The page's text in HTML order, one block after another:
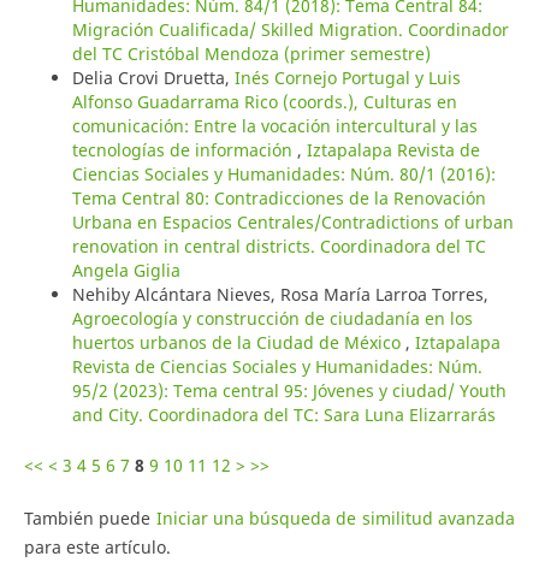
Humanidades: Núm. 84/1 (2018): Tema Central 84:
Migración Cualificada/ Skilled Migration. Coordinador
del TC Cristóbal Mendoza (primer semestre)
Delia Crovi Druetta, Inés Cornejo Portugal y Luis
Alfonso Guadarrama Rico (coords.), Culturas en
comunicación: Entre la vocación intercultural y las
tecnologías de información , Iztapalapa Revista de
Ciencias Sociales y Humanidades: Núm. 80/1 (2016):
Tema Central 80: Contradicciones de la Renovación
Urbana en Espacios Centrales/Contradictions of urban
renovation in central districts. Coordinadora del TC
Angela Giglia
Nehiby Alcántara Nieves, Rosa María Larroa Torres,
Agroecología y construcción de ciudadanía en los
huertos urbanos de la Ciudad de México , Iztapalapa
Revista de Ciencias Sociales y Humanidades: Núm.
95/2 (2023): Tema central 95: Jóvenes y ciudad/ Youth
and City. Coordinadora del TC: Sara Luna Elizarrarás
<< < 3 4 5 6 7 8 9 10 11 12 > >>
También puede Iniciar una búsqueda de similitud avanzada
para este artículo.